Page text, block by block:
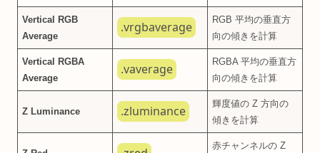
Vertical RGB
Average
.vrgbaverage
RGB 平均の垂直方
向の傾きを計算
Vertical RGBA
Average
.vaverage
RGBA 平均の垂直方
向の傾きを計算
Z Luminance .zluminance
輝度値の Z 方向の
傾きを計算
赤チャンネルの Z